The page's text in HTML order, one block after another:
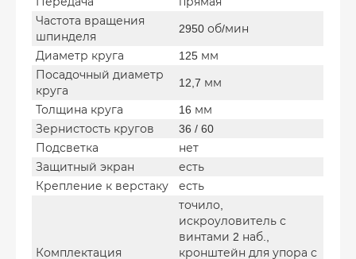
Частота вращения
шпинделя
2950 об/мин
Диаметр круга
125 мм
Посадочный диаметр
круга
12,7 мм
Толщина круга
16 мм
Зернистость кругов
36 / 60
Подсветка
нет
Защитный экран
есть
Крепление к верстаку
есть
Комплектация
точило,
искроуловитель с
винтами 2 наб.,
кронштейн для упора с